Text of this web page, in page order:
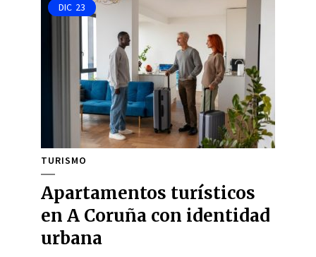
DIC 23
TURISMO
Apartamentos turísticos
en A Coruña con identidad
urbana